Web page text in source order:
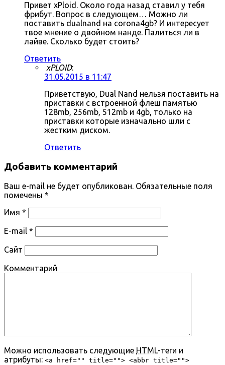
Привет xPloid. Около года назад ставил у тебя
фрибут. Вопрос в следующем… Можно ли
поставить dualnand на corona4gb? И интересует
твое мнение о двойном нанде. Палиться ли в
лайве. Сколько будет стоить?
Ответить
xPLOID:
31.05.2015 в 11:47
Приветствую, Dual Nand нельзя поставить на
приставки с встроенной флеш памятью
128mb, 256mb, 512mb и 4gb, только на
приставки которые изначально шли с
жестким диском.
Ответить
Добавить комментарий
Ваш e-mail не будет опубликован. Обязательные поля
помечены *
Имя *
E-mail *
Сайт
Комментарий
Можно использовать следующие HTML-теги и
атрибуты: <a href="" title=""> <abbr title="">